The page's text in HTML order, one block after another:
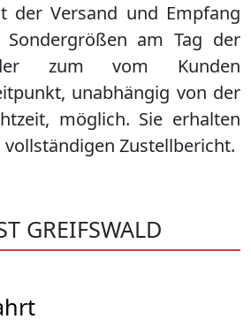
der Versand und Empfang
am Tag der
zum vom Kunden
unabhängig von der
möglich. Sie erhalten
Zustellbericht.
GREIFSWALD